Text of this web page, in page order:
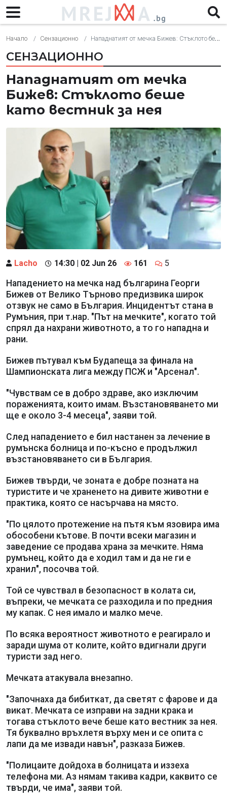
Начало Сензационно Нападнатият от мечка Бижев: Стъклото беше като вестник за нея
СЕНЗАЦИОННО
Нападнатият от мечка
Бижев: Стъклото беше
като вестник за нея
Lacho 14:30 | 02 Jun 26 161 5
Нападението на мечка над българина Георги
Бижев от Велико Търново предизвика широк
отзвук не само в България. Инцидентът стана в
Румъния, при т.нар. "Път на мечките", когато той
спрял да нахрани животното, а то го нападна и
рани.
Бижев пътувал към Будапеща за финала на
Шампионската лига между ПСЖ и "Арсенал".
"Чувствам се в добро здраве, ако изключим
пораженията, които имам. Възстановяването ми
ще е около 3-4 месеца", заяви той.
След нападението е бил настанен за лечение в
румънска болница и по-късно е продължил
възстановяването си в България.
Бижев твърди, че зоната е добре позната на
туристите и че храненето на дивите животни е
практика, която се насърчава на място.
"По цялото протежение на пътя към язовира има
обособени кътове. В почти всеки магазин и
заведение се продава храна за мечките. Няма
румънец, който да е ходил там и да не ги е
хранил", посочва той.
Той се чувствал в безопасност в колата си,
въпреки, че мечката се разходила и по предния
му капак. С нея имало и малко мече.
По всяка вероятност животното е реагирало и
заради шума от колите, който вдигнали други
туристи зад него.
Мечката атакувала внезапно.
"Започнаха да бибиткат, да светят с фарове и да
викат. Мечката се изправи на задни крака и
тогава стъклото вече беше като вестник за нея.
Тя буквално връхлетя върху мен и се опита с
лапи да ме извади навън", разказа Бижев.
"Полицаите дойдоха в болницата и иззеха
телефона ми. Аз нямам такива кадри, каквито се
твърди, че има", заяви той.